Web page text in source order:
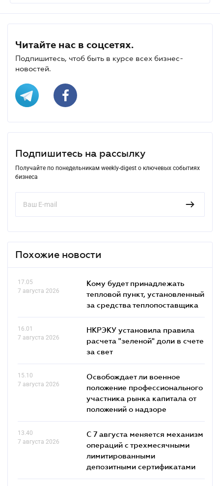
Читайте нас в соцсетях.
Подпишитесь, чтоб быть в курсе всех бизнес-
новостей.
Подпишитесь на рассылку
Получайте по понедельникам weekly-digest о ключевых событиях
бизнеса
Похожие новости
17.05
7 августа 2026
Кому будет принадлежать
тепловой пункт, установленный
за средства теплопоставщика
16.01
7 августа 2026
НКРЭКУ установила правила
расчета "зеленой" доли в счете
за свет
15.10
7 августа 2026
Освобождает ли военное
положение профессионального
участника рынка капитала от
положений о надзоре
13.40
7 августа 2026
С 7 августа меняется механизм
операций с трехмесячными
лимитированными
депозитными сертификатами